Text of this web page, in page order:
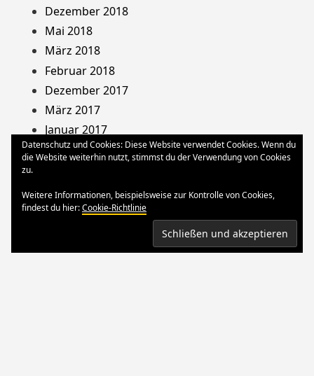
Dezember 2018
Mai 2018
März 2018
Februar 2018
Dezember 2017
März 2017
Januar 2017
August 2013
Oktober 2012
März 2012
Datenschutz und Cookies: Diese Website verwendet Cookies. Wenn du
die Website weiterhin nutzt, stimmst du der Verwendung von Cookies
zu.
Weitere Informationen, beispielsweise zur Kontrolle von Cookies,
findest du hier:Cookie-Richtlinie